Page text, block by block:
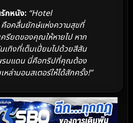
กหนัง: “Hotel
อคลื่นยักษ์แห่งความสุขที่
รียดของคุณให้หายไป หาก
ทิงที่เต็มเปี่ยมไปด้วยสีสัน
รมแดน นี่คือทริปที่คุณต้อง
หล่ามอนสเตอร์ให้ได้สักครั้ง!”